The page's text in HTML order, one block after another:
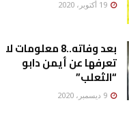
بعد وفاته..8 معلومات لا
تعرفها عن أيمن دابو
“الثعلب”